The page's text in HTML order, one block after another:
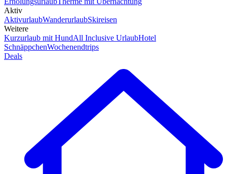
Aktiv
AktivurlaubWanderurlaubSkireisen
Weitere
Kurzurlaub mit HundAll Inclusive UrlaubHotel
SchnäppchenWochenendtrips
Deals